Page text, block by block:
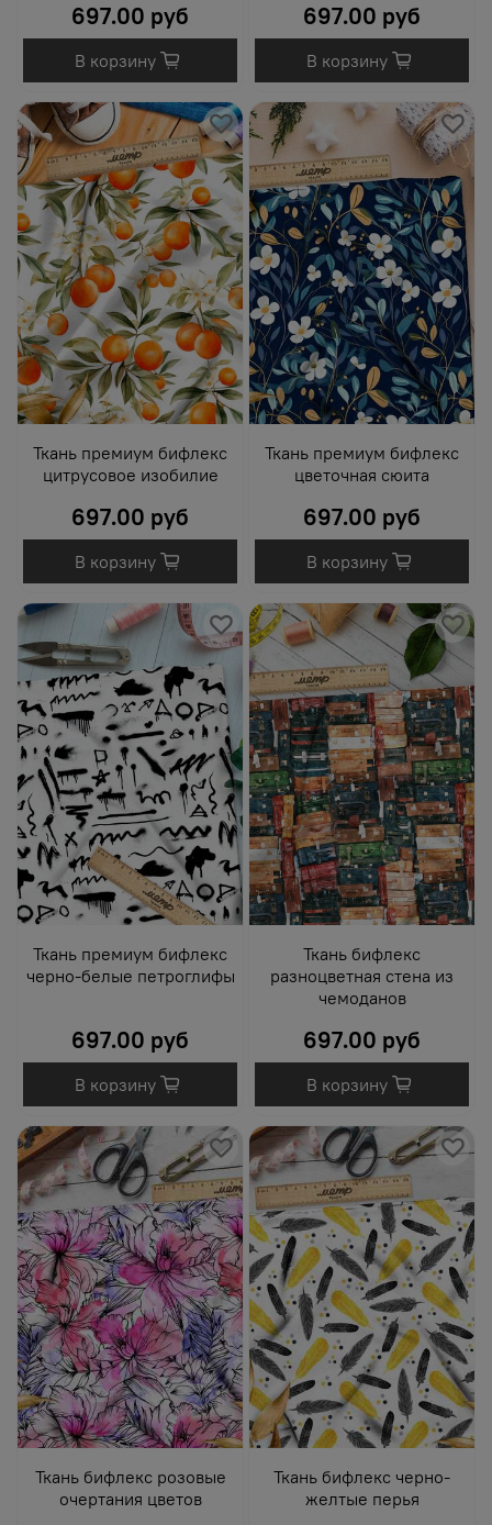
697.00 руб
В корзину
697.00 руб
В корзину
Ткань премиум бифлекс
цитрусовое изобилие
697.00 руб
В корзину
Ткань премиум бифлекс
цветочная сюита
697.00 руб
В корзину
Ткань премиум бифлекс
черно-белые петроглифы
697.00 руб
В корзину
Ткань бифлекс
разноцветная стена из
чемоданов
697.00 руб
В корзину
Ткань бифлекс розовые
очертания цветов
Ткань бифлекс черно-
желтые перья